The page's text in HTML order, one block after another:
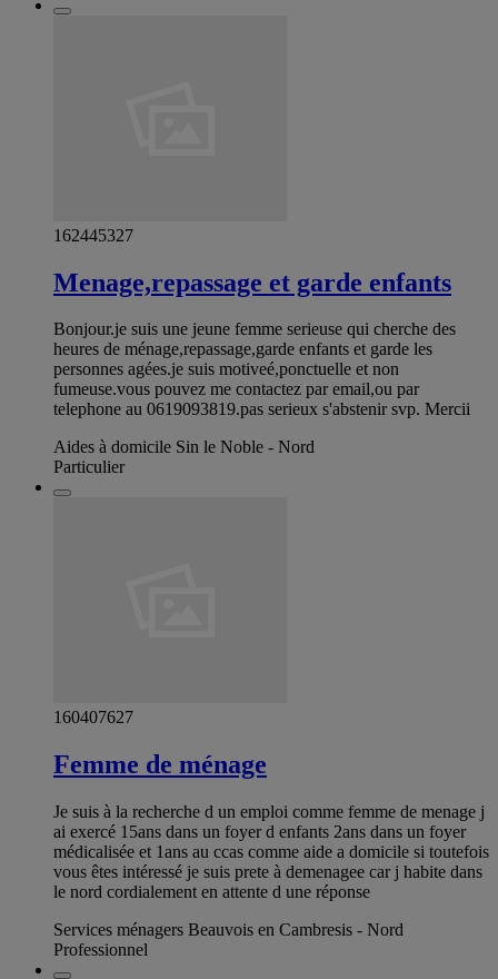
162445327
Menage,repassage et garde enfants
Bonjour.je suis une jeune femme serieuse qui cherche des
heures de ménage,repassage,garde enfants et garde les
personnes agées.je suis motiveé,ponctuelle et non
fumeuse.vous pouvez me contactez par email,ou par
telephone au 0619093819.pas serieux s'abstenir svp. Mercii
Aides à domicile Sin le Noble - Nord
Particulier
160407627
Femme de ménage
Je suis à la recherche d un emploi comme femme de menage j
ai exercé 15ans dans un foyer d enfants 2ans dans un foyer
médicalisée et 1ans au ccas comme aide a domicile si toutefois
vous êtes intéressé je suis prete à demenagee car j habite dans
le nord cordialement en attente d une réponse
Services ménagers Beauvois en Cambresis - Nord
Professionnel